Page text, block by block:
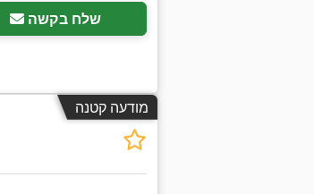
שלח בקשה
מודעה קטנה